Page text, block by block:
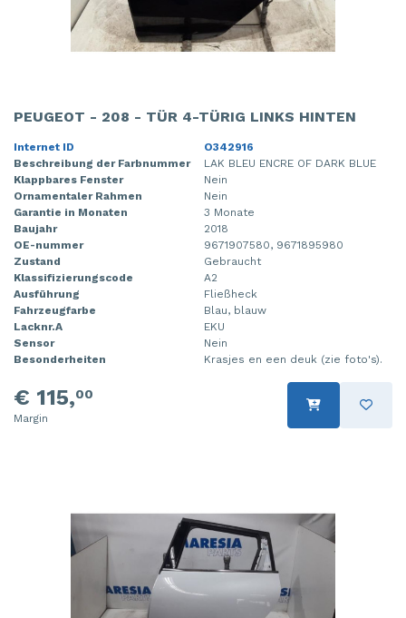
PEUGEOT - 208 - TÜR 4-TÜRIG LINKS HINTEN
Internet ID
O342916
Beschreibung der Farbnummer
LAK BLEU ENCRE OF DARK BLUE
Klappbares Fenster
Nein
Ornamentaler Rahmen
Nein
Garantie in Monaten
3 Monate
Baujahr
2018
OE-nummer
9671907580, 9671895980
Zustand
Gebraucht
Klassifizierungscode
A2
Ausführung
Fließheck
Fahrzeugfarbe
Blau, blauw
Lacknr.A
EKU
Sensor
Nein
Besonderheiten
Krasjes en een deuk (zie foto's).
€ 115,00
Margin